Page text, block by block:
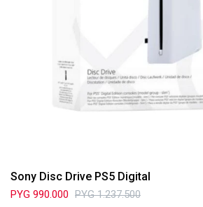
Sony Disc Drive PS5 Digital
PYG 990.000 PYG 1.237.500